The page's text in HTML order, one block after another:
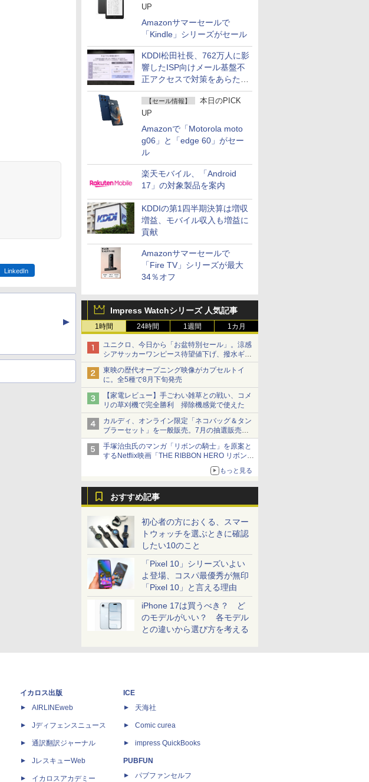
UP
Amazonサマーセールで
「Kindle」シリーズがセール
KDDI松田社長、762万人に影
響したISP向けメール基盤不
正アクセスで対策をあらため
て説明
【セール情報】
本日のPICK
UP
Amazonで「Motorola moto
g06」と「edge 60」がセー
ル
楽天モバイル、「Android
17」の対象製品を案内
KDDIの第1四半期決算は増収
増益、モバイル収入も増益に
貢献
Amazonサマーセールで
「Fire TV」シリーズが最大
34％オフ
Impress Watchシリーズ 人気記事
1時間 24時間 1週間 1カ月
ユニクロ、今日から「お盆特別セール」。涼感
シアサッカーワンピース待望値下げ、撥水ギア
ショーツは1990円に
東映の歴代オープニング映像がカプセルトイ
に。全5種で8月下旬発売
【家電レビュー】手ごわい雑草との戦い、コメ
リの草刈機で完全勝利 掃除機感覚で使えた
カルディ、オンライン限定「ネコバッグ＆タン
ブラーセット」を一般販売。7月の抽選販売の
当選無効分
手塚治虫氏のマンガ「リボンの騎士」を原案と
するNetflix映画「THE RIBBON HERO リボンヒ
もっと見る
おすすめ記事
初心者の方におくる、スマー
トウォッチを選ぶときに確認
したい10のこと
「Pixel 10」シリーズいよい
よ登場、コスパ最優秀が無印
「Pixel 10」と言える理由
iPhone 17は買うべき？ ど
のモデルがいい？ 各モデル
との違いから選び方を考える
LinkedIn
▲
イカロス出版
AIRLINEweb
Jディフェンスニュース
通訳翻訳ジャーナル
JレスキューWeb
イカロスアカデミー
ICE
天海社
Comic curea
impress QuickBooks
PUBFUN
パブファンセルフ